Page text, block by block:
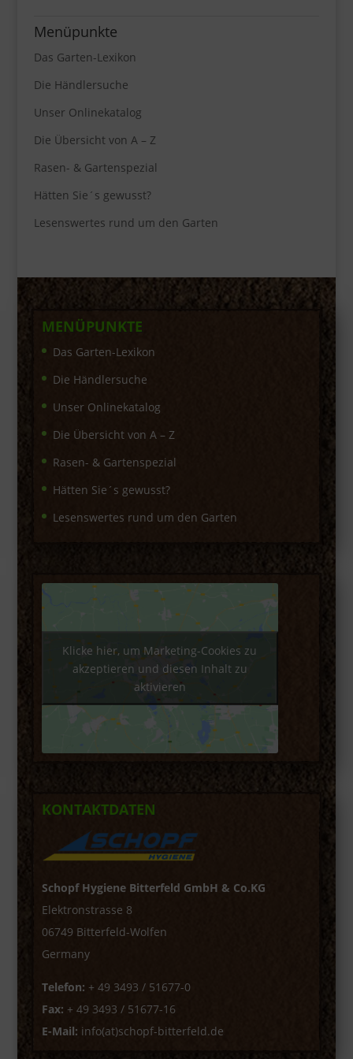
Menüpunkte
Das Garten-Lexikon
Die Händlersuche
Unser Onlinekatalog
Die Übersicht von A – Z
Rasen- & Gartenspezial
Hätten Sie´s gewusst?
Lesenswertes rund um den Garten
MENÜPUNKTE
Das Garten-Lexikon
Die Händlersuche
Unser Onlinekatalog
Die Übersicht von A – Z
Rasen- & Gartenspezial
Hätten Sie´s gewusst?
Lesenswertes rund um den Garten
Klicke hier, um Marketing-Cookies zu
akzeptieren und diesen Inhalt zu
aktivieren
KONTAKTDATEN
Schopf Hygiene Bitterfeld GmbH & Co.KG
Elektronstrasse 8
06749 Bitterfeld-Wolfen
Germany
Telefon: + 49 3493 / 51677-0
Fax: + 49 3493 / 51677-16
E-Mail: info(at)schopf-bitterfeld.de